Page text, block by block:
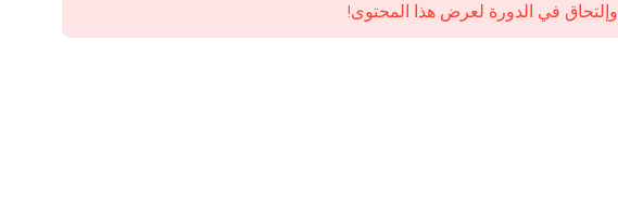
وإلتحاق في الدورة لعرض هذا المحتوى!